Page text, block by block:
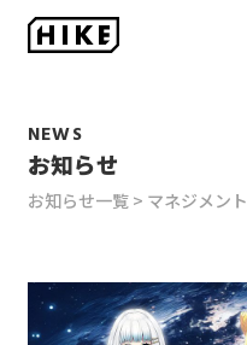
NEWS
お知らせ
お知らせ一覧 マネジメント